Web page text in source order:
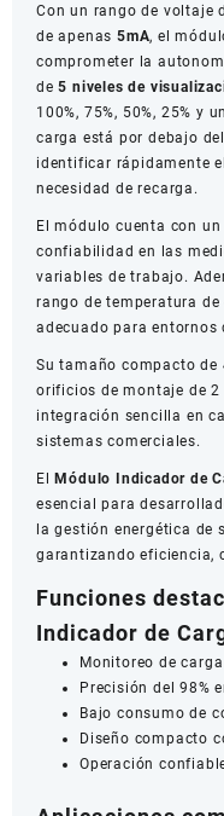
Con un rango de voltaje
de apenas 5mA, el
comprometer la
de5 niveles de
100%, 75%, 50%, 25% y
carga está por debajo
identificar rápidamente
necesidad de recarga.
El módulo cuenta con
confiabilidad en las
variables de trabajo.
rango de temperatura de
adecuado para entornos
Su tamaño compacto de
orificios de montaje de
integración sencilla en
sistemas comerciales.
El Módulo Indicador de
esencial para
la gestión energética de
garantizando eficiencia,
Funciones
Indicador de
Monitoreo de
Precisión del 98%
Bajo consumo de
Diseño compacto
Operación